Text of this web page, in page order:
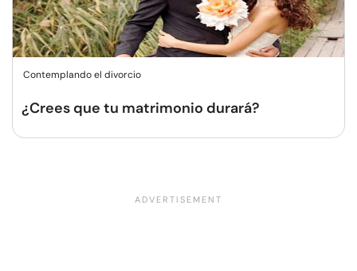
Contemplando el divorcio
¿Crees que tu matrimonio durará?